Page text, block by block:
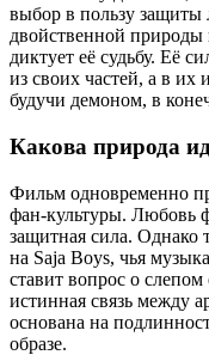
выбор в пользу защиты
двойственной природы
диктует её судьбу. Её
из своих частей, а в
будучи демоном, в
Какова природа
Фильм одновременно
фан-культуры. Любовь
защитная сила. Однако
на Saja Boys, чья
ставит вопрос о
истинная связь между
основана на
образе.